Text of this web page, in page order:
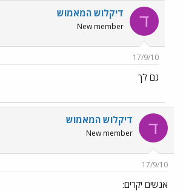
ד דיקלוש המאמוש
New member
17/9/10
גם לך
ד דיקלוש המאמוש
New member
17/9/10
אנשים יקרים: